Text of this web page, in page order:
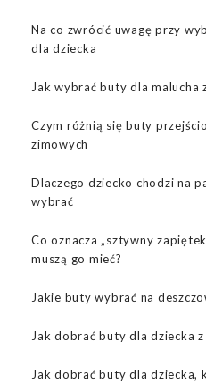
Na co zwrócić uwagę przy
dla dziecka
Jak wybrać buty dla malucha
Czym różnią się buty
zimowych
Dlaczego dziecko chodzi na
wybrać
Co oznacza „sztywny
muszą go mieć?
Jakie buty wybrać na
Jak dobrać buty dla dziecka
Jak dobrać buty dla dziecka,